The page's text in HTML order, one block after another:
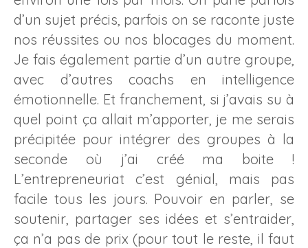
d’un sujet précis, parfois on se raconte juste
nos réussites ou nos blocages du moment.
Je fais également partie d’un autre groupe,
avec d’autres coachs en intelligence
émotionnelle. Et franchement, si j’avais su à
quel point ça allait m’apporter, je me serais
précipitée pour intégrer des groupes à la
seconde où j’ai créé ma boite !
L’entrepreneuriat c’est génial, mais pas
facile tous les jours. Pouvoir en parler, se
soutenir, partager ses idées et s’entraider,
ça n’a pas de prix (pour tout le reste, il faut